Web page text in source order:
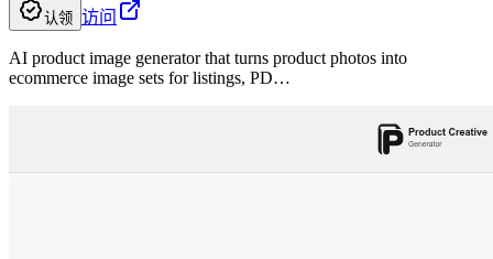
认领 访问
AI product image generator that turns product photos into
ecommerce image sets for listings, PD…